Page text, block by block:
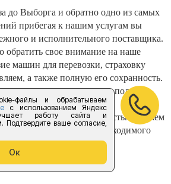
файлы и обрабатываем
с использованием Яндекс
работу сайта и
Подтвердите ваше согласие,
Ок
до Выборга и обратно одно из самых
прибегая к нашим услугам вы
и исполнительного поставщика.
обратить свое внимание на наше
машин для перевозки, страховку
а также полную его сохранность.
услуги только в полном
Обязательно
мы с радостью окажем
перевозку до необходимого